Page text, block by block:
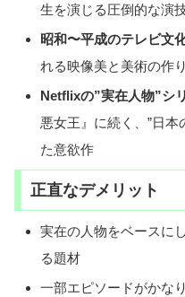
生を演じる圧倒的な演
昭和〜平成のテレビ文
れる映像美と美術の作
Netflixの”実在人物”シ
悪女王』に続く、”日本
た意欲作
正直なデメリット
実在の人物をベースに
る題材
一部エピソードがかな